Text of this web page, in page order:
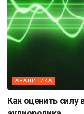
АНАЛИТИКА
Как оценить силу